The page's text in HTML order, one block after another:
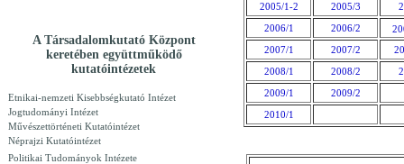
A Társadalomkutató Központ
keretében együttműködő
kutatóintézetek
Etnikai-nemzeti Kisebbségkutató Intézet
Jogtudományi Intézet
Művészettörténeti Kutatóintézet
Néprajzi Kutatóintézet
Politikai Tudományok Intézete
2005/1-2
2005/3
2006/1
2006/2
2007/1
2007/2
2008/1
2008/2
2009/1
2009/2
2010/1